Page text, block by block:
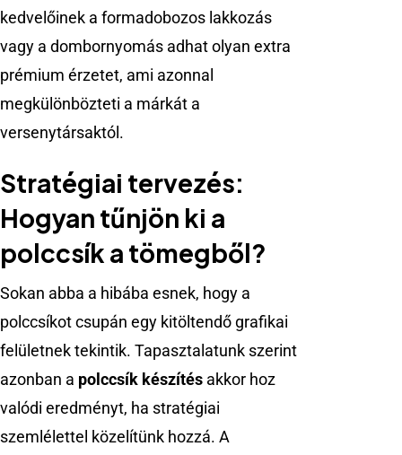
kedvelőinek a formadobozos lakkozás
vagy a dombornyomás adhat olyan extra
prémium érzetet, ami azonnal
megkülönbözteti a márkát a
versenytársaktól.
Stratégiai tervezés:
Hogyan tűnjön ki a
polccsík a tömegből?
Sokan abba a hibába esnek, hogy a
polccsíkot csupán egy kitöltendő grafikai
felületnek tekintik. Tapasztalatunk szerint
azonban a polccsík készítés akkor hoz
valódi eredményt, ha stratégiai
szemlélettel közelítünk hozzá. A